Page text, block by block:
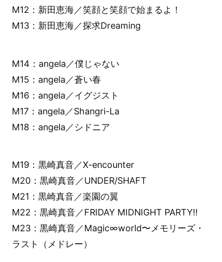
M12：新田恵海／笑顔と笑顔で始まるよ！
M13：新田恵海／探求Dreaming
M14：angela／僕じゃない
M15：angela／蒼い春
M16：angela／イグジスト
M17：angela／Shangri-La
M18：angela／シドニア
M19：黒崎真音／X-encounter
M20：黒崎真音／UNDER/SHAFT
M21：黒崎真音／楽園の翼
M22：黒崎真音／FRIDAY MIDNIGHT PARTY!!
M23：黒崎真音／Magic∞world〜メモリーズ・
ラスト（メドレー）